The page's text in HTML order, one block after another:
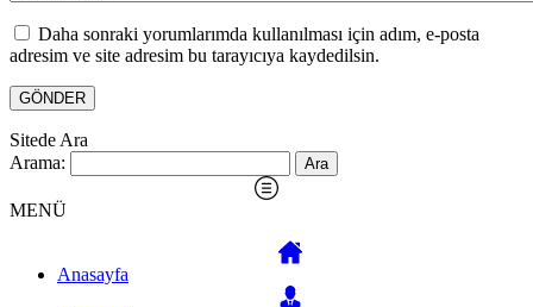
Daha sonraki yorumlarımda kullanılması için adım, e-posta
adresim ve site adresim bu tarayıcıya kaydedilsin.
Sitede Ara
Arama:
MENÜ
Anasayfa